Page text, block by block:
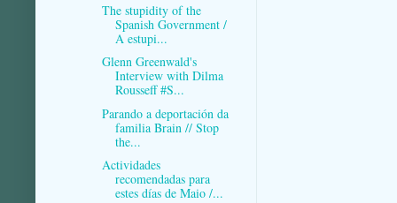
The stupidity of the
Spanish Government /
A estupi...
Glenn Greenwald's
Interview with Dilma
Rousseff #S...
Parando a deportación da
familia Brain // Stop
the...
Actividades
recomendadas para
estes días de Maio /...